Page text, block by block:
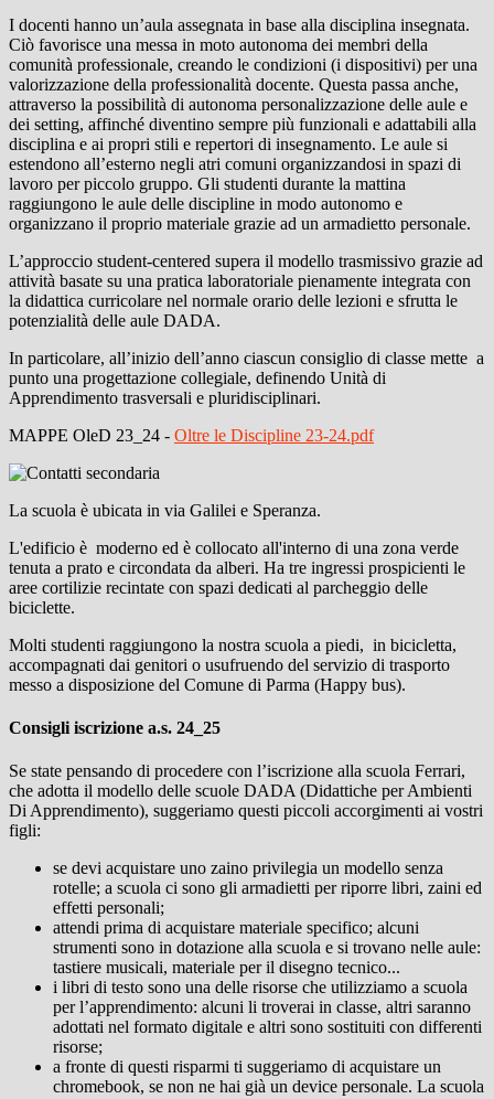
I docenti hanno un’aula assegnata in base alla disciplina insegnata.
Ciò favorisce una messa in moto autonoma dei membri della
comunità professionale, creando le condizioni (i dispositivi) per una
valorizzazione della professionalità docente. Questa passa anche,
attraverso la possibilità di autonoma personalizzazione delle aule e
dei setting, affinché diventino sempre più funzionali e adattabili alla
disciplina e ai propri stili e repertori di insegnamento. Le aule si
estendono all’esterno negli atri comuni organizzandosi in spazi di
lavoro per piccolo gruppo. Gli studenti durante la mattina
raggiungono le aule delle discipline in modo autonomo e
organizzano il proprio materiale grazie ad un armadietto personale.
L’approccio student-centered supera il modello trasmissivo grazie ad
attività basate su una pratica laboratoriale pienamente integrata con
la didattica curricolare nel normale orario delle lezioni e sfrutta le
potenzialità delle aule DADA.
In particolare, all’inizio dell’anno ciascun consiglio di classe mette a
punto una progettazione collegiale, definendo Unità di
Apprendimento trasversali e pluridisciplinari.
MAPPE OleD 23_24 - Oltre le Discipline 23-24.pdf
La scuola è ubicata in via Galilei e Speranza.
L'edificio è moderno ed è collocato all'interno di una zona verde
tenuta a prato e circondata da alberi. Ha tre ingressi prospicienti le
aree cortilizie recintate con spazi dedicati al parcheggio delle
biciclette.
Molti studenti raggiungono la nostra scuola a piedi, in bicicletta,
accompagnati dai genitori o usufruendo del servizio di trasporto
messo a disposizione del Comune di Parma (Happy bus).
Consigli iscrizione a.s. 24_25
Se state pensando di procedere con l’iscrizione alla scuola Ferrari,
che adotta il modello delle scuole DADA (Didattiche per Ambienti
Di Apprendimento), suggeriamo questi piccoli accorgimenti ai vostri
figli:
se devi acquistare uno zaino privilegia un modello senza
rotelle; a scuola ci sono gli armadietti per riporre libri, zaini ed
effetti personali;
attendi prima di acquistare materiale specifico; alcuni
strumenti sono in dotazione alla scuola e si trovano nelle aule:
tastiere musicali, materiale per il disegno tecnico...
i libri di testo sono una delle risorse che utilizziamo a scuola
per l’apprendimento: alcuni li troverai in classe, altri saranno
adottati nel formato digitale e altri sono sostituiti con differenti
risorse;
a fronte di questi risparmi ti suggeriamo di acquistare un
chromebook, se non ne hai già un device personale. La scuola